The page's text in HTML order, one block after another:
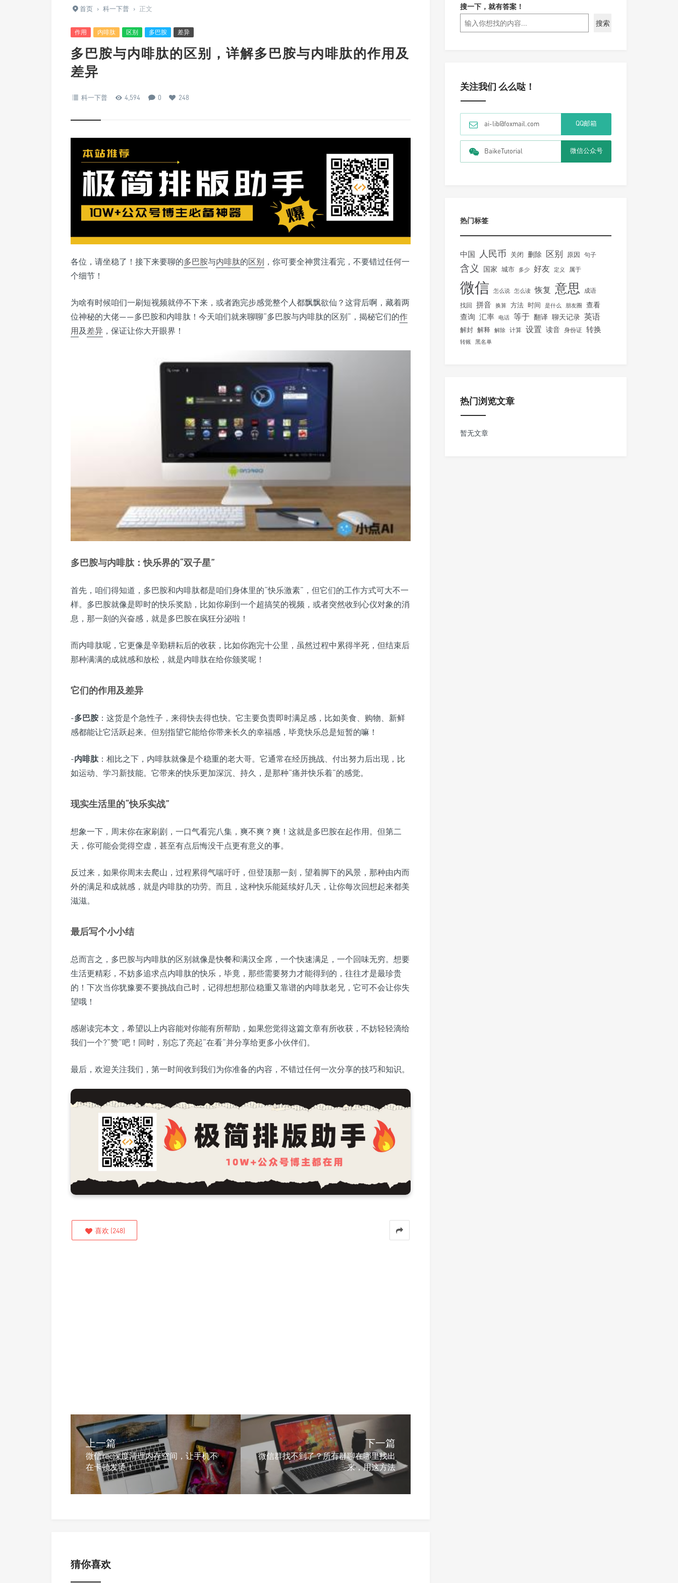
首页 › 科一下普 › 正文
作用 内啡肽 区别 多巴胺 差异
多巴胺与内啡肽的区别，详解多巴胺与内啡肽的作用及
差异
科一下普 4,594 0 248
各位，请坐稳了！接下来要聊的多巴胺与内啡肽的区别 ，你可要全神贯注看完，不要错过任何一
个细节！
为啥有时候咱们一刷短视频就停不下来，或者跑完步感觉整个人都飘飘欲仙？这背后啊，藏着两
位神秘的大佬——多巴胺和内啡肽！今天咱们就来聊聊“多巴胺与内啡肽的区别”，揭秘它们的作
用及 差异 ，保证让你大开眼界！
多巴胺与内啡肽：快乐界的“双子星”
首先，咱们得知道，多巴胺和内啡肽都是咱们身体里的“快乐激素”，但它们的工作方式可大不一
样。多巴胺就像是即时的快乐奖励，比如你刷到一个超搞笑的视频，或者突然收到心仪对象的消
息，那一刻的兴奋感，就是多巴胺在疯狂分泌啦！
而内啡肽呢，它更像是辛勤耕耘后的收获，比如你跑完十公里，虽然过程中累得半死，但结束后
那种满满的成就感和放松，就是内啡肽在给你颁奖呢！
它们的作用及差异
-多巴胺 ：这货是个急性子，来得快去得也快。它主要负责即时满足感，比如美食、购物、新鲜
感都能让它活跃起来。但别指望它能给你带来长久的幸福感，毕竟快乐总是短暂的嘛！
-内啡肽 ：相比之下，内啡肽就像是个稳重的老大哥。它通常在经历挑战、付出努力后出现，比
如运动、学习新技能。它带来的快乐更加深沉、持久，是那种“痛并快乐着”的感觉。
现实生活里的“快乐实战”
想象一下，周末你在家刷剧，一口气看完八集，爽不爽？爽！这就是多巴胺在起作用。但第二
天，你可能会觉得空虚，甚至有点后悔没干点更有意义的事。
反过来，如果你周末去爬山，过程累得气喘吁吁，但登顶那一刻，望着脚下的风景，那种由内而
外的满足和成就感，就是内啡肽的功劳。而且，这种快乐能延续好几天，让你每次回想起来都美
滋滋。
最后写个小小结
总而言之，多巴胺与内啡肽的区别就像是快餐和满汉全席，一个快速满足，一个回味无穷。想要
生活更精彩，不妨多追求点内啡肽的快乐，毕竟，那些需要努力才能得到的，往往才是最珍贵
的！下次当你犹豫要不要挑战自己时，记得想想那位稳重又靠谱的内啡肽老兄，它可不会让你失
望哦！
感谢读完本文，希望以上内容能对你能有所帮助，如果您觉得这篇文章有所收获，不妨轻轻滴给
我们一个?“赞”吧！同时，别忘了亮起“在看”并分享给更多小伙伴们。
最后，欢迎关注我们，第一时间收到我们为你准备的内容，不错过任何一次分享的技巧和知识。
喜欢 (248)
上一篇
微信rec深度清理内存空间，让手机不
在卡顿发烫！
下一篇
微信群找不到了？所有群聊在哪里找出
来，用这方法
猜你喜欢
搜一下，就有答案！
搜索
关注我们 么么哒！
ai-lib@foxmail.com QQ邮箱
BaikeTutorial 微信公众号
热门标签
中国 人民币 关闭 删除 区别 原因 句子
含义 国家 城市 多少 好友 定义 属于
微信 怎么说 怎么读 恢复 意思 成语
找回 拼音 换算 方法 时间 是什么 朋友圈 查看
查询 汇率 电话 等于 翻译 聊天记录 英语
解封 解释 解除 计算 设置 读音 身份证 转换
转账 黑名单
热门浏览文章
暂无文章